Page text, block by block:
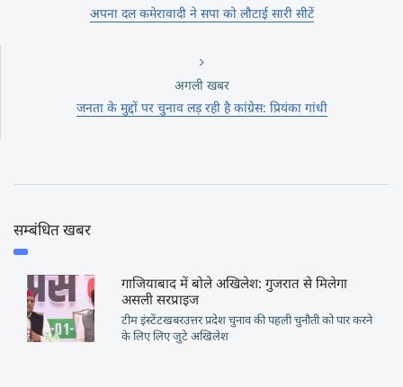
अपना दल कमेरावादी ने सपा को लौटाई सारी सीटें
अगली खबर
जनता के मुद्दों पर चुनाव लड़ रही है कांग्रेस: प्रियंका गांधी
सम्बंधित खबर
गाजियाबाद में बोले अखिलेश: गुजरात से मिलेगा
असली सरप्राइज
टीम इंस्टेंटखबरउत्तर प्रदेश चुनाव की पहली चुनौती को पार करने
के लिए लिए जुटे अखिलेश